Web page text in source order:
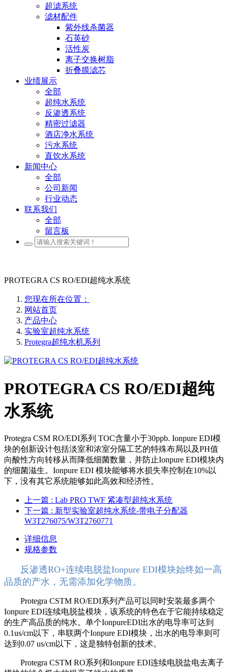
超滤系统
滤材配件
紫外线杀菌器
石英砂
活性炭
离子交换树脂
折叠膜滤芯
业绩展示
全部
超纯水系统
反渗透系统
精密过滤器
酒店净水系统
污水系统
直饮水系统
新闻中心
全部
公司新闻
行业动态
联系我们
全部
留言板
PROTEGRA CS RO/EDI超纯水系统
您现在所在位置：
网站首页
产品中心
实验室超纯水系统
Protegra超纯水机系列
PROTEGRA CS RO/EDI超纯
水系统
Protegra CSM RO/EDI系列 TOC含量小于30ppb. Ionpure EDI模
块的创新设计包括淡室和浓室分隔工艺的特殊布局以及PH值
向酸性方向转移从而降低细菌数量，并防止Ionpure EDI模块内
的细菌滋生。Ionpure EDI 模块能够将水损失率控制在10%以
下，没有其它系统能够如此高效和经济性。
上一篇 : Lab PRO TWF 紧凑型超纯水系统
下一篇 : 新型实验室超纯水系统-带电子分配器
W3T276075/W3T2760771
详细信息
规格参数
反渗透RO+连续电脱盐Ionpure EDI模块始终如一高
品质的产水，无需添加化学物质。
Protegra CSTM RO/EDI系列产品可以同时安装最多两个
Ionpure EDI连续电脱盐模块，该系统的特色在于它能持续稳定
的生产高品质的纯水。单个IonpureEDI出水的电导率可达到
0.1us/cm以下，串联两个Ionpure EDI模块，出水的电导率则可
达到0.07 us/cm以下，这是独特创新的技术。
Protegra CSTM RO系列和Ionpure EDI连续电脱盐电去离子